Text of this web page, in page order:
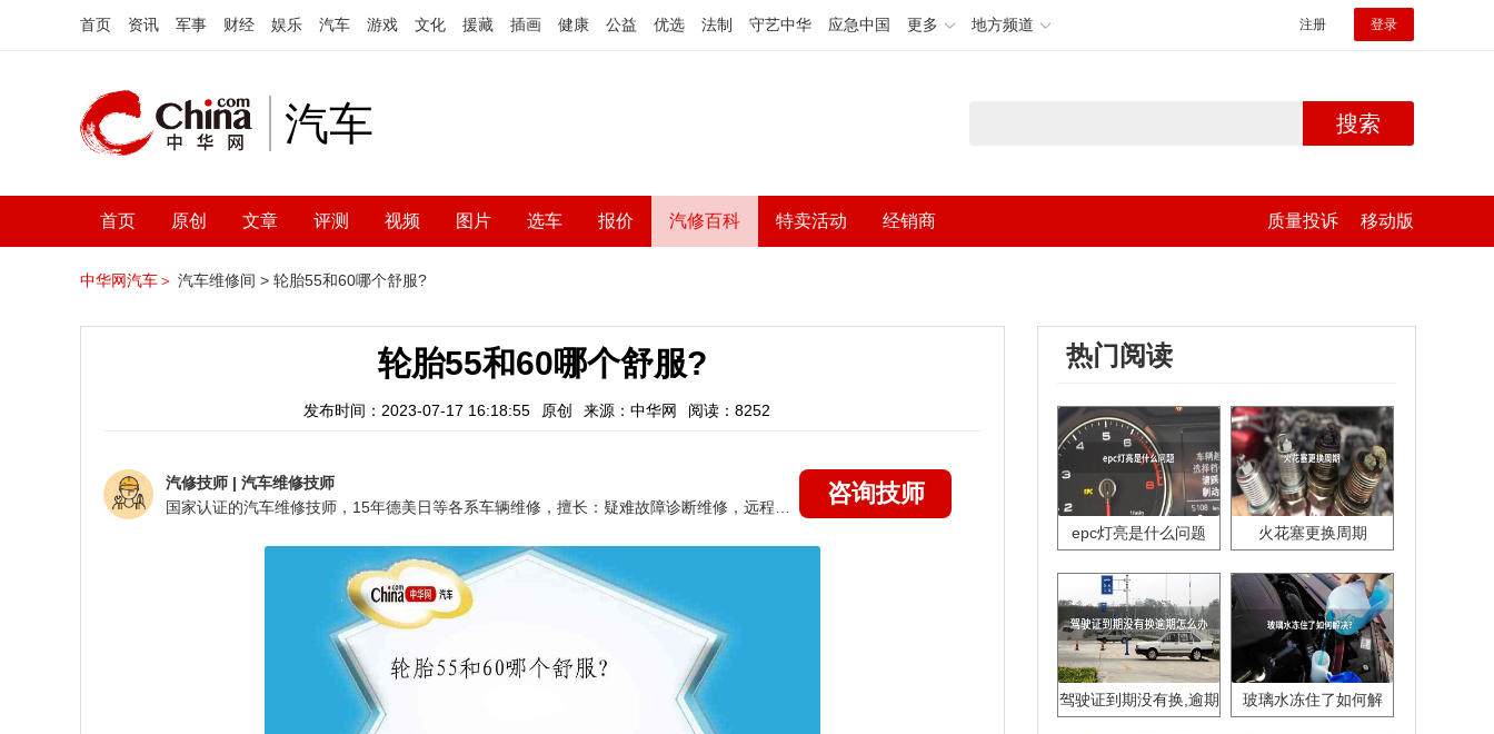
首页 资讯 军事 财经 娱乐 汽车 游戏 文化 援藏 插画 健康 公益 优选 法制 守艺中华 应急中国 更多 地方频道 注册 登录
汽车 搜索
首页 原创 文章 评测 视频 图片 选车 报价 汽修百科 特卖活动 经销商 质量投诉 移动版
中华网汽车＞ 汽车维修间 > 轮胎55和60哪个舒服?
轮胎55和60哪个舒服?
发布时间：2023-07-17 16:18:55 原创 来源：中华网 阅读：8252
汽修技师 | 汽车维修技师
咨询技师
热门阅读
epc灯亮是什么问题 火花塞更换周期
驾驶证到期没有换,逾期
玻璃水冻住了如何解